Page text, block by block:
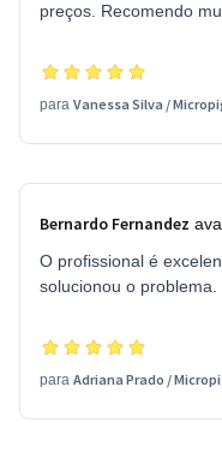
preços. Recomendo
para Vanessa Silva /
Bernardo Fernandez
O profissional é
solucionou o problema.
para Adriana Prado /